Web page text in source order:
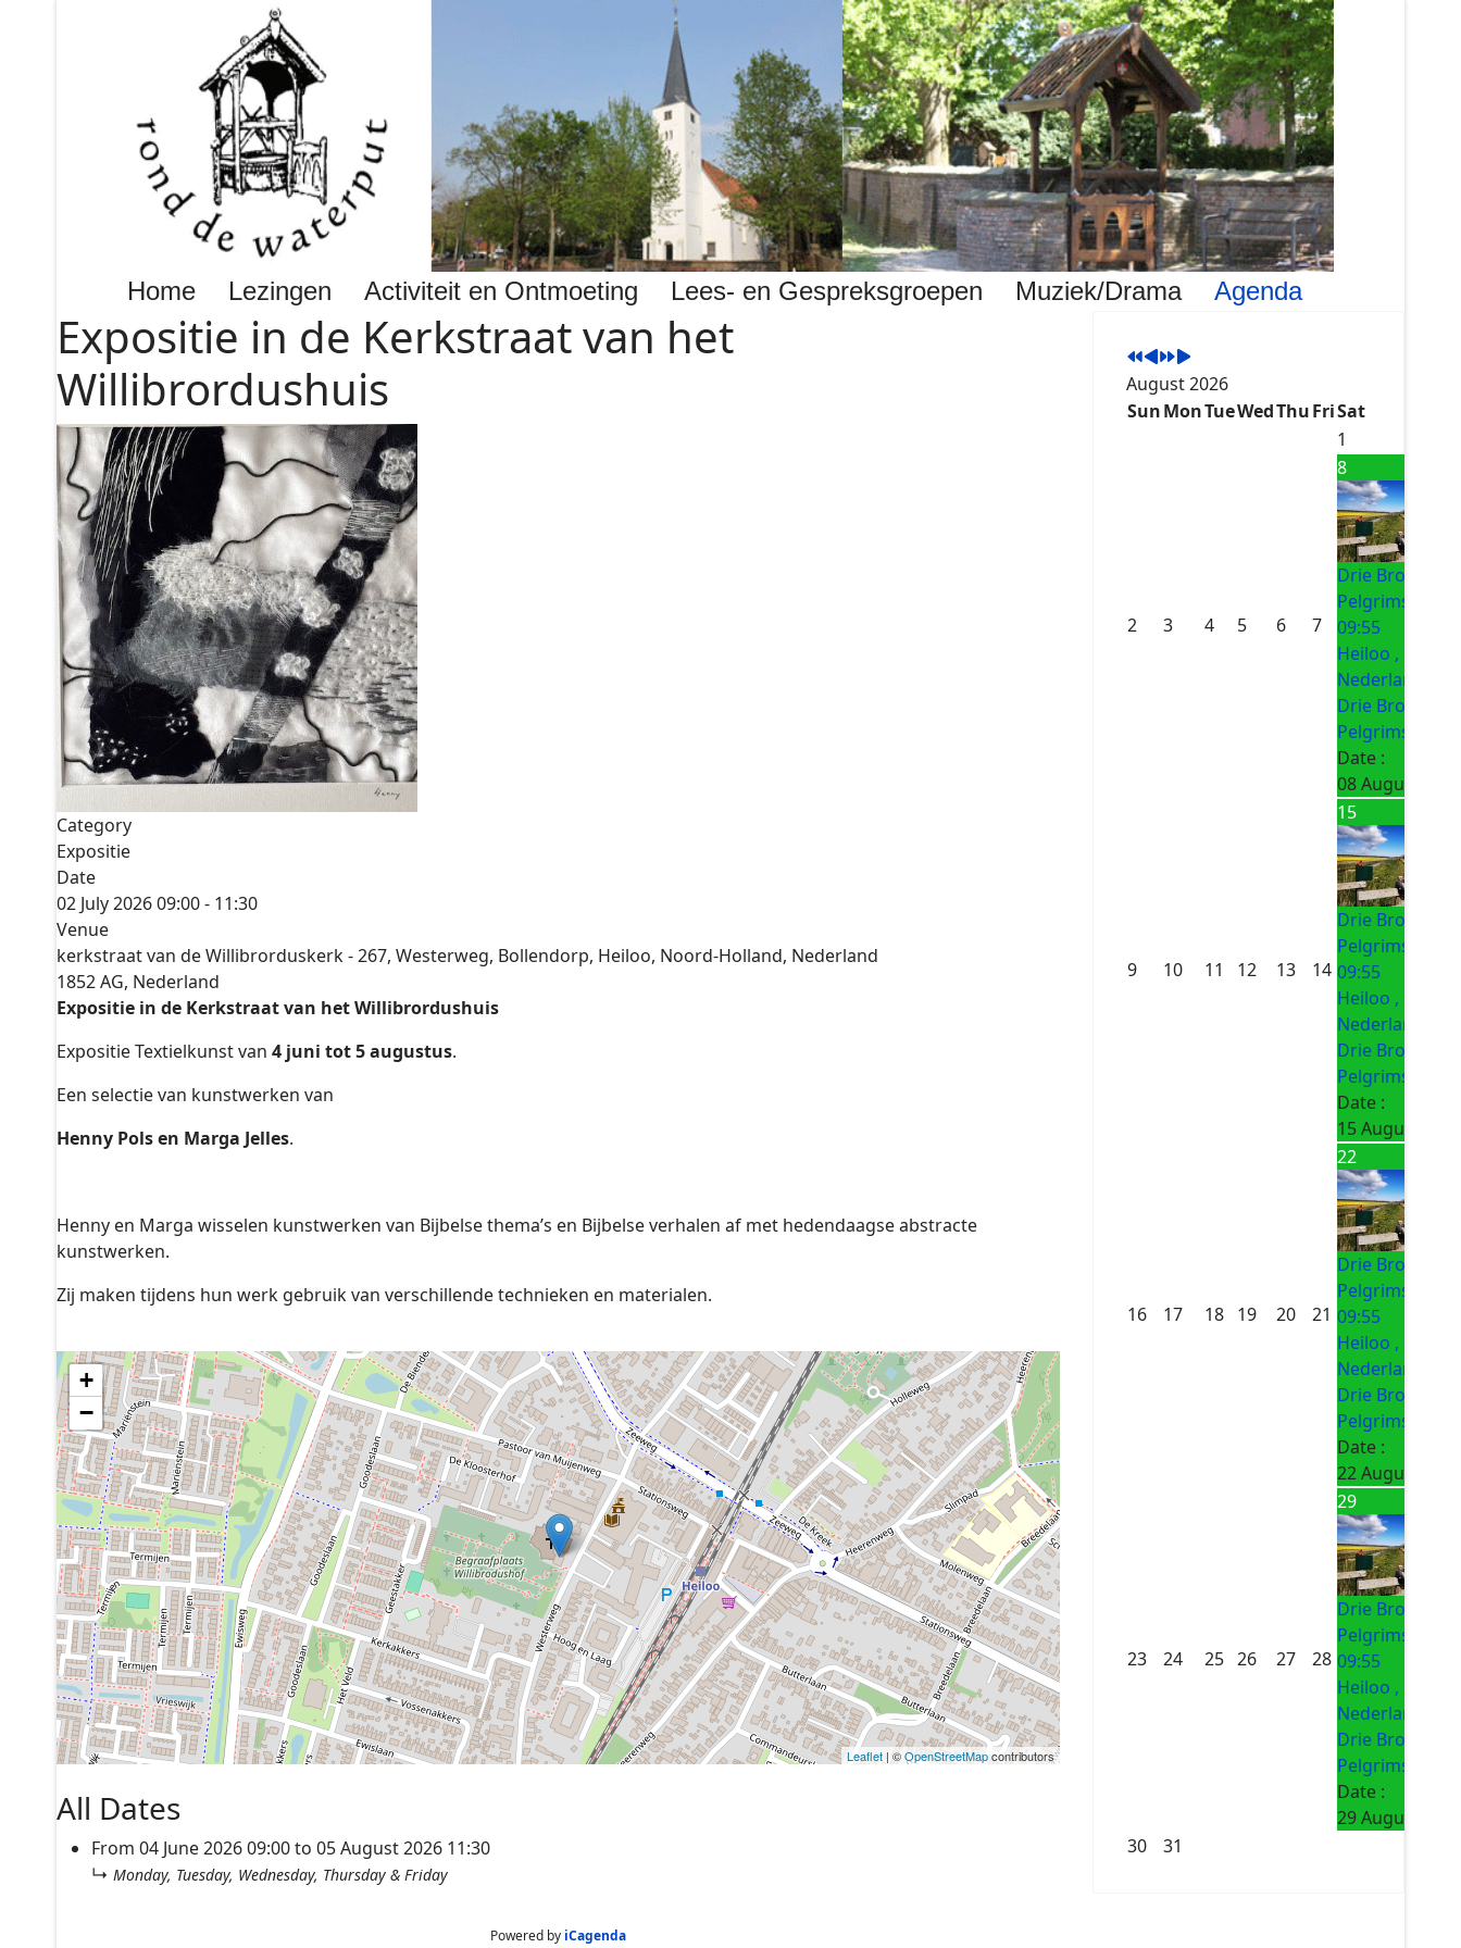
Home Lezingen Activiteit en Ontmoeting Lees- en Gespreksgroepen Muziek/Drama Agenda
Expositie in de Kerkstraat van het
Willibrordushuis
Category
Expositie
Date
02 July 202609:00- 11:30
Venue
kerkstraat van de Willibrorduskerk - 267, Westerweg, Bollendorp, Heiloo, Noord-Holland, Nederland
1852 AG, Nederland
Expositie in de Kerkstraat van het Willibrordushuis
Expositie Textielkunst van 4 juni tot 5 augustus.
Een selectie van kunstwerken van
Henny Pols en Marga Jelles.
Henny en Marga wisselen kunstwerken van Bijbelse thema’s en Bijbelse verhalen af met hedendaagse abstracte
kunstwerken.
Zij maken tijdens hun werk gebruik van verschillende technieken en materialen.
+
−
Leaflet| ©OpenStreetMapcontributors
All Dates
From 04 June 202609:00to 05 August 2026 11:30
↳ Monday, Tuesday, Wednesday, Thursday & Friday
Powered by iCagenda
YearMonth
YearMonth
August 2026
SunMonTueWedThuFriSat
1
2 3 4 5 6 7
8
Drie Bronnen
Pelgrimsroute
09:55
Heiloo ,
Nederland
Drie Bronnen
Pelgrimsroute
Date :
08 August
9 10 11 12 13 14
15
Drie Bronnen
Pelgrimsroute
09:55
Heiloo ,
Nederland
Drie Bronnen
Pelgrimsroute
Date :
15 August
16 17 18 19 20 21
22
Drie Bronnen
Pelgrimsroute
09:55
Heiloo ,
Nederland
Drie Bronnen
Pelgrimsroute
Date :
22 August
23 24 25 26 27 28
29
Drie Bronnen
Pelgrimsroute
09:55
Heiloo ,
Nederland
Drie Bronnen
Pelgrimsroute
Date :
29 August
30
31